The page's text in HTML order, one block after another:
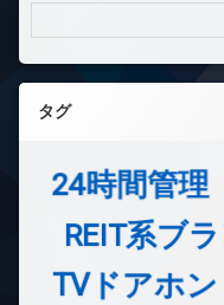
タグ
24時間管理
REIT系ブ
TVドアホン